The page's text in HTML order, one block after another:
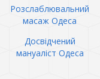
Розслаблювальний
масаж Одеса
Досвідчений
мануаліст Одеса